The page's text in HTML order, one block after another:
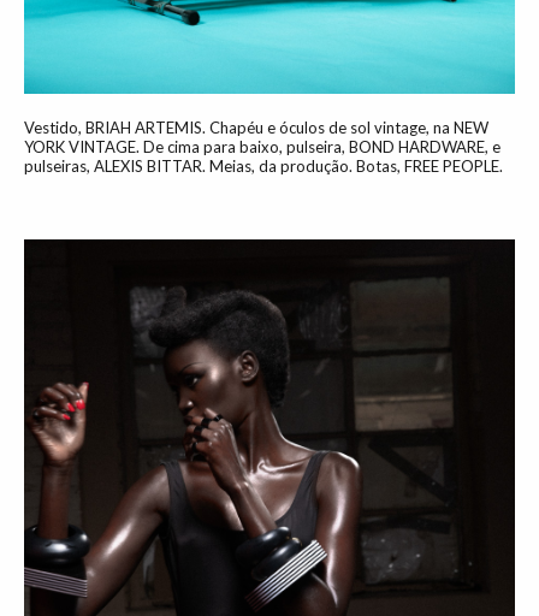
Vestido, BRIAH ARTEMIS. Chapéu e óculos de sol vintage, na NEW
YORK VINTAGE. De cima para baixo, pulseira, BOND HARDWARE, e
pulseiras, ALEXIS BITTAR. Meias, da produção. Botas, FREE PEOPLE.